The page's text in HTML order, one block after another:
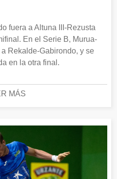
fuera a Altuna III-Rezusta
En el Serie B, Murua-
Rekalde-Gabirondo, y se
en la otra final.
MÁS